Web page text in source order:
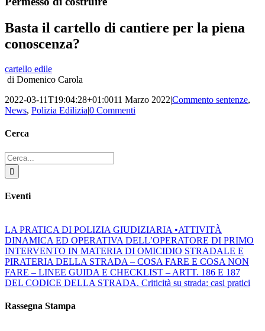
Basta il cartello di cantiere per la piena
conoscenza?
cartello edile
di Domenico Carola
2022-03-11T19:04:28+01:0011 Marzo 2022|Commento sentenze,
News, Polizia Edilizia|0 Commenti
Cerca
Cerca
per:
Eventi
LA PRATICA DI POLIZIA GIUDIZIARIA •ATTIVITÀ
DINAMICA ED OPERATIVA DELL’OPERATORE DI PRIMO
INTERVENTO IN MATERIA DI OMICIDIO STRADALE E
PIRATERIA DELLA STRADA – COSA FARE E COSA NON
FARE – LINEE GUIDA E CHECKLIST – ARTT. 186 E 187
DEL CODICE DELLA STRADA. Criticità su strada: casi pratici
Rassegna Stampa